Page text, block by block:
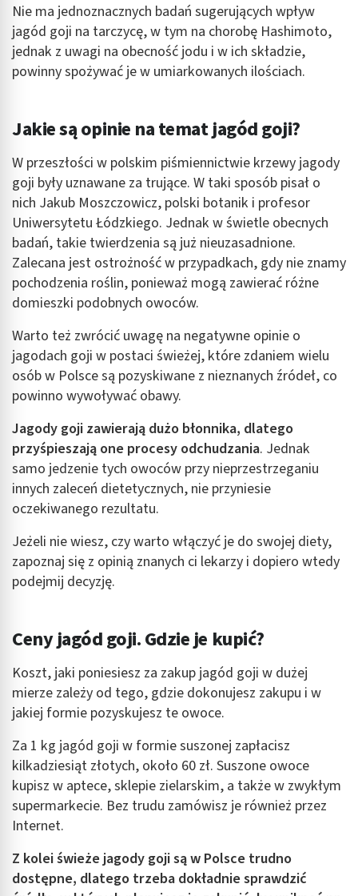
Nie ma jednoznacznych badań sugerujących wpływ
jagód goji na tarczycę, w tym na chorobę Hashimoto,
jednak z uwagi na obecność jodu i w ich składzie,
powinny spożywać je w umiarkowanych ilościach.
Jakie są opinie na temat jagód goji?
W przeszłości w polskim piśmiennictwie krzewy jagody
goji były uznawane za trujące. W taki sposób pisał o
nich Jakub Moszczowicz, polski botanik i profesor
Uniwersytetu Łódzkiego. Jednak w świetle obecnych
badań, takie twierdzenia są już nieuzasadnione.
Zalecana jest ostrożność w przypadkach, gdy nie znamy
pochodzenia roślin, ponieważ mogą zawierać różne
domieszki podobnych owoców.
Warto też zwrócić uwagę na negatywne opinie o
jagodach goji w postaci świeżej, które zdaniem wielu
osób w Polsce są pozyskiwane z nieznanych źródeł, co
powinno wywoływać obawy.
Jagody goji zawierają dużo błonnika, dlatego
przyśpieszają one procesy odchudzania. Jednak
samo jedzenie tych owoców przy nieprzestrzeganiu
innych zaleceń dietetycznych, nie przyniesie
oczekiwanego rezultatu.
Jeżeli nie wiesz, czy warto włączyć je do swojej diety,
zapoznaj się z opinią znanych ci lekarzy i dopiero wtedy
podejmij decyzję.
Ceny jagód goji. Gdzie je kupić?
Koszt, jaki poniesiesz za zakup jagód goji w dużej
mierze zależy od tego, gdzie dokonujesz zakupu i w
jakiej formie pozyskujesz te owoce.
Za 1 kg jagód goji w formie suszonej zapłacisz
kilkadziesiąt złotych, około 60 zł. Suszone owoce
kupisz w aptece, sklepie zielarskim, a także w zwykłym
supermarkecie. Bez trudu zamówisz je również przez
Internet.
Z kolei świeże jagody goji są w Polsce trudno
dostępne, dlatego trzeba dokładnie sprawdzić